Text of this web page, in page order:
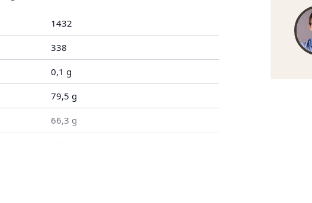
1432
338
0,1 g
79,5 g
66,3 g